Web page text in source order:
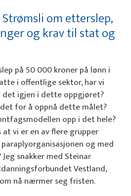
om etterslep,
og krav til stat og
på 50 000 kroner på lønn i
i offentlige sektor, har vi
igjen i dette oppgjøret?
for å oppnå dette målet?
opp i det hele?
vi er en av flere grupper
og med
snakker med Steinar
Vestland,
nå nærmer seg fristen.